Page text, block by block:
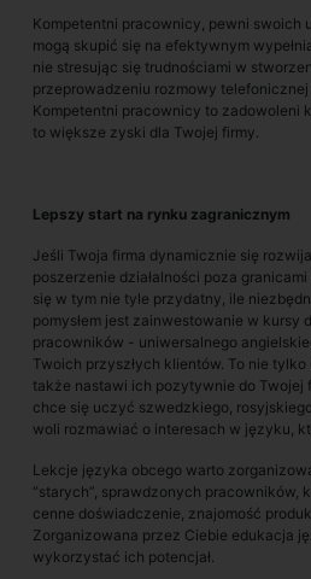
Kompetentni pracownicy, pewni swoich
mogą skupić się na efektywnym
nie stresując się trudnościami w
przeprowadzeniu rozmowy
Kompetentni pracownicy to zadowoleni
to większe zyski dla Twojej firmy.
Lepszy start na rynku zagranicznym
Jeśli Twoja firma dynamicznie się
poszerzenie działalności poza
się w tym nie tyle przydatny, ile
pomysłem jest zainwestowanie w
pracowników - uniwersalnego
Twoich przyszłych klientów. To nie
także nastawi ich pozytywnie do Twojej
chce się uczyć szwedzkiego,
woli rozmawiać o interesach w języku,
Lekcje języka obcego warto
“starych”, sprawdzonych pracowników,
cenne doświadczenie, znajomość
Zorganizowana przez Ciebie edukacja
wykorzystać ich potencjał.